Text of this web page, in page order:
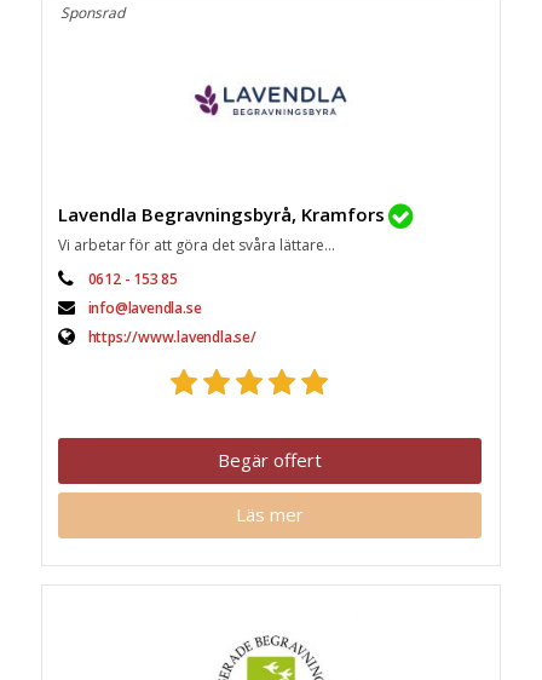
Sponsrad
Lavendla Begravningsbyrå, Kramfors
Vi arbetar för att göra det svåra lättare...
0612 - 153 85
info@lavendla.se
https://www.lavendla.se/
Begär offert
Läs mer